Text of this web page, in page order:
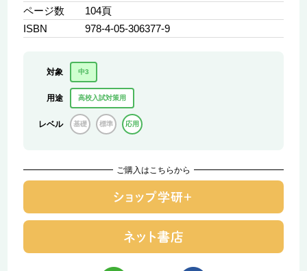
ページ数
104頁
ISBN
978-4-05-306377-9
対象 中3
用途 高校入試対策用
レベル 基礎 標準 応用
ご購入はこちらから